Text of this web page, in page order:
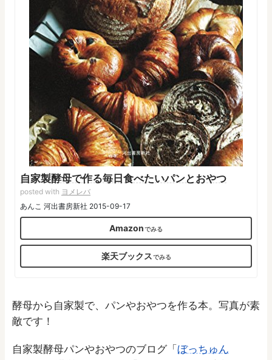
自家製酵母で作る毎日食べたいパンとおやつ
posted with ヨメレバ
あんこ 河出書房新社 2015-09-17
Amazon
楽天ブックス
酵母から自家製で、パンやおやつを作る本。写真が素
敵です！
自家製酵母パンやおやつのブログ「ぼっちゅん